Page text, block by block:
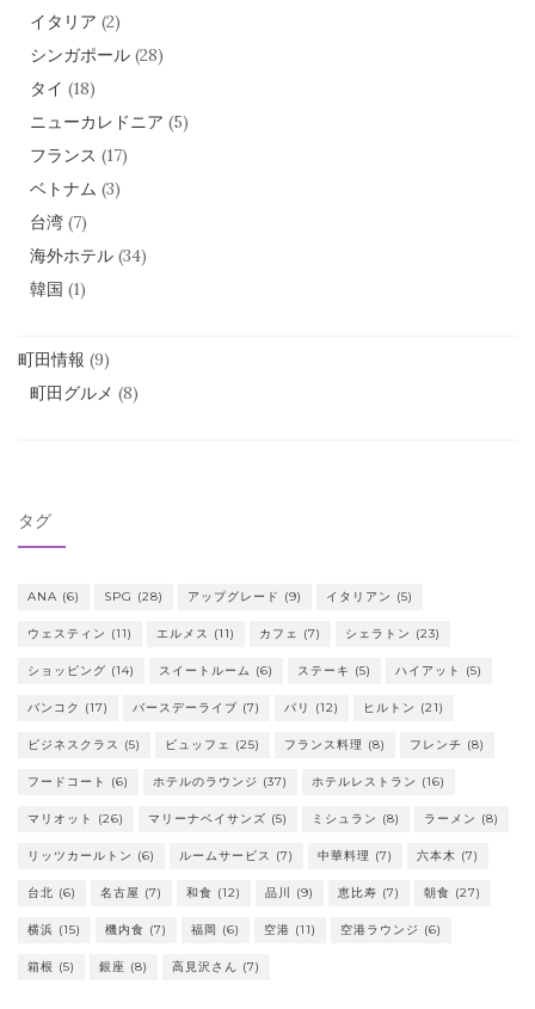
イタリア (2)
シンガポール (28)
タイ (18)
ニューカレドニア (5)
フランス (17)
ベトナム (3)
台湾 (7)
海外ホテル (34)
韓国 (1)
町田情報 (9)
町田グルメ (8)
タグ
ANA (6) SPG (28) アップグレード (9) イタリアン (5)
ウェスティン (11) エルメス (11) カフェ (7) シェラトン (23)
ショッピング (14) スイートルーム (6) ステーキ (5) ハイアット (5)
バンコク (17) バースデーライブ (7) パリ (12) ヒルトン (21)
ビジネスクラス (5) ビュッフェ (25) フランス料理 (8) フレンチ (8)
フードコート (6) ホテルのラウンジ (37) ホテルレストラン (16)
マリオット (26) マリーナベイサンズ (5) ミシュラン (8) ラーメン (8)
リッツカールトン (6) ルームサービス (7) 中華料理 (7) 六本木 (7)
台北 (6) 名古屋 (7) 和食 (12) 品川 (9) 恵比寿 (7) 朝食 (27)
横浜 (15) 機内食 (7) 福岡 (6) 空港 (11) 空港ラウンジ (6)
箱根 (5) 銀座 (8) 高見沢さん (7)